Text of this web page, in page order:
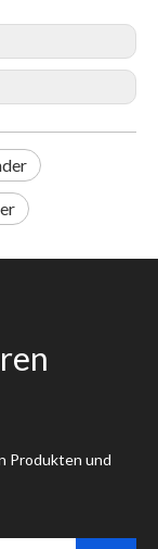
Produkten und